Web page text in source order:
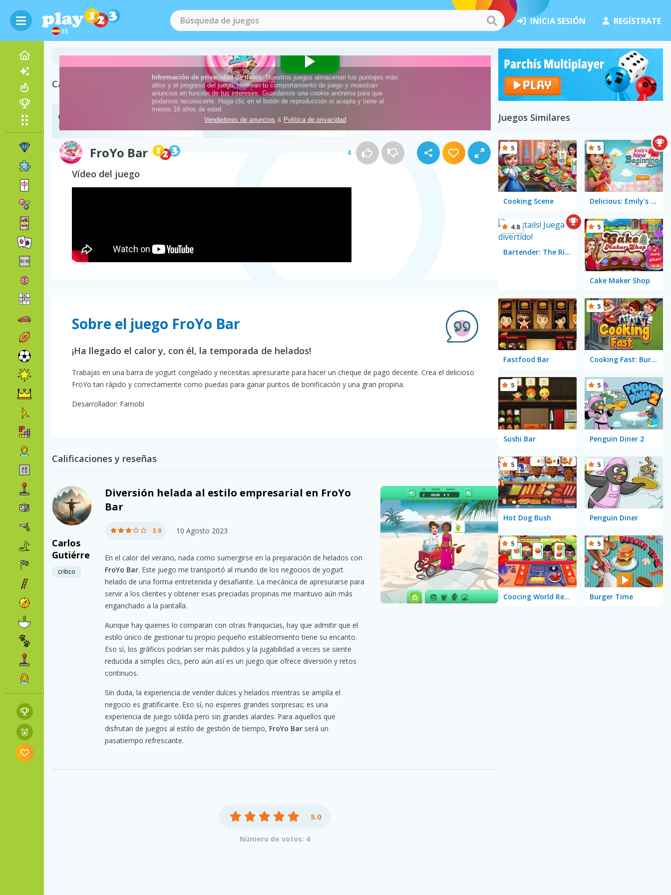
ES
INICIA SESIÓN REGÍSTRATE
FroYo Bar 4
Categorías Relacionadas
Juegos de Helados(19)
Vídeo del juego
Sobre el juego FroYo Bar
¡Ha llegado el calor y, con él, la temporada de helados!
Trabajas en una barra de yogurt congelado y necesitas apresurarte para hacer un cheque de pago decente. Crea el delicioso
FroYo tan rápido y correctamente como puedas para ganar puntos de bonificación y una gran propina.
Desarrollador: Famobi
Calificaciones y reseñas
Carlos
Gutiérre
crítico
Diversión helada al estilo empresarial en FroYo
Bar
3.9 10 Agosto 2023
En el calor del verano, nada como sumergirse en la preparación de helados con
FroYo Bar. Este juego me transportó al mundo de los negocios de yogurt
helado de una forma entretenida y desafiante. La mecánica de apresurarse para
servir a los clientes y obtener esas preciadas propinas me mantuvo aún más
enganchado a la pantalla.
Aunque hay quienes lo comparan con otras franquicias, hay que admitir que el
estilo único de gestionar tu propio pequeño establecimiento tiene su encanto.
Eso sí, los gráficos podrían ser más pulidos y la jugabilidad a veces se siente
reducida a simples clics, pero aún así es un juego que ofrece diversión y retos
continuos.
Sin duda, la experiencia de vender dulces y helados mientras se amplía el
negocio es gratificante. Eso sí, no esperes grandes sorpresas; es una
experiencia de juego sólida pero sin grandes alardes. Para aquellos que
disfrutan de juegos al estilo de gestión de tiempo, FroYo Bar será un
pasatiempo refrescante.
5.0
Número de votos: 4
Juegos Similares
Cooking Scene
5
Delicious: Emily's New Beginning
5
Bartender: The Right Mix
4.8
Cake Maker Shop
5
Fastfood Bar Cooking Fast: Burger & Hotdog
5
Sushi Bar
5
Penguin Diner 2
5
Hot Dog Bush
5
Penguin Diner
5
Coocing World Reboot
5
Burger Time
5